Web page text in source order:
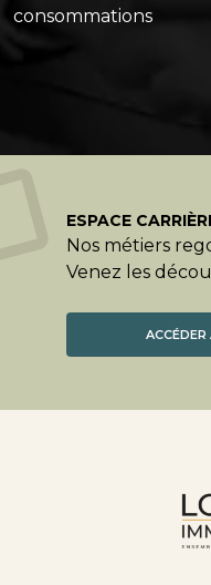
consommations
ESPACE
Nos métiers
Venez les
ACCÉDER